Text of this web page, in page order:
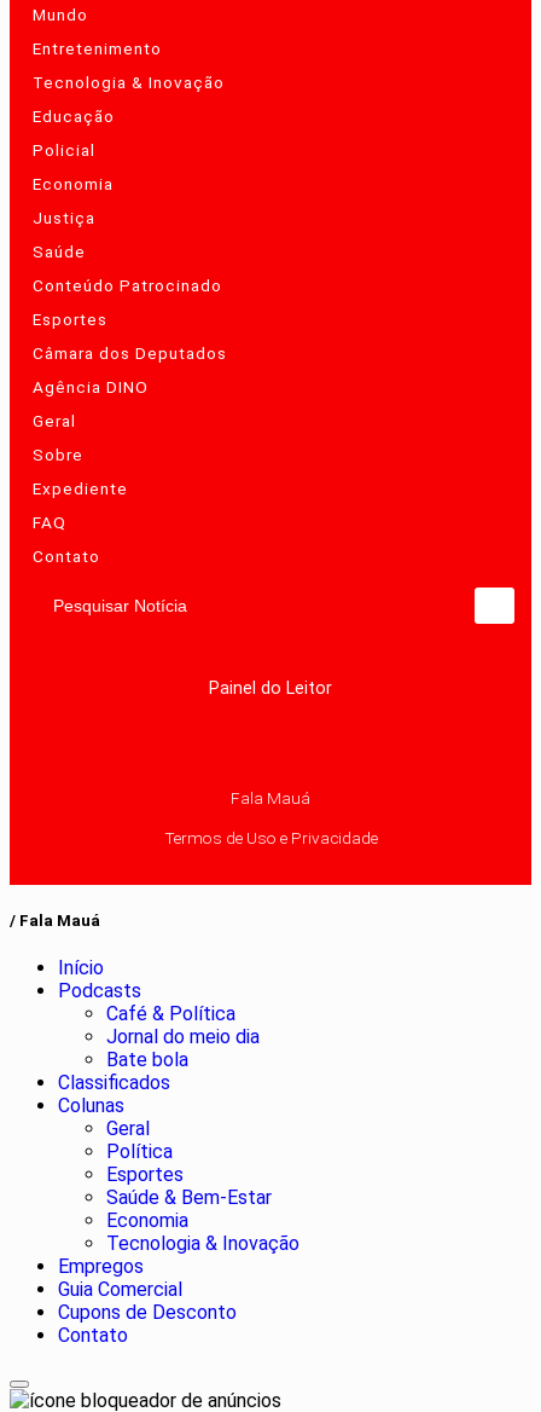
Mundo
Entretenimento
Tecnologia & Inovação
Educação
Policial
Economia
Justiça
Saúde
Conteúdo Patrocinado
Esportes
Câmara dos Deputados
Agência DINO
Geral
Sobre
Expediente
FAQ
Contato
Pesquisar Notícia
Painel do Leitor
Fala Mauá
Termos de Uso e Privacidade
/ Fala Mauá
Início
Podcasts
Café & Política
Jornal do meio dia
Bate bola
Classificados
Colunas
Geral
Política
Esportes
Saúde & Bem-Estar
Economia
Tecnologia & Inovação
Empregos
Guia Comercial
Cupons de Desconto
Contato